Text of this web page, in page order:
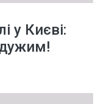
у Києві: